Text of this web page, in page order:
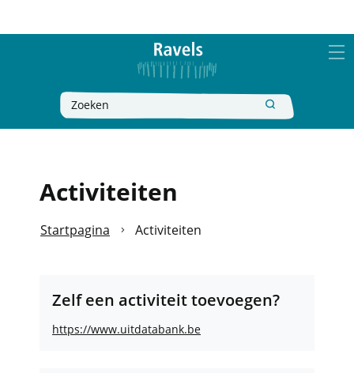
Naar
inhoud
naar
verfijn
of
resultaten
Wat
zoek
je?
Zoeken
Activiteiten
Startpagina Activiteiten
Zelf een activiteit toevoegen?
https://www.uitdatabank.be